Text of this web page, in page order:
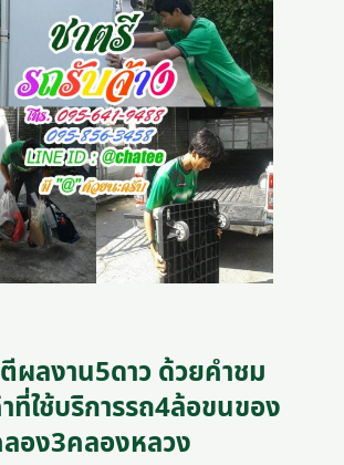
ผลงาน5ดาว ด้วยคำชม
ที่ใช้บริการรถ4ล้อขนของ
อง3คลองหลวง